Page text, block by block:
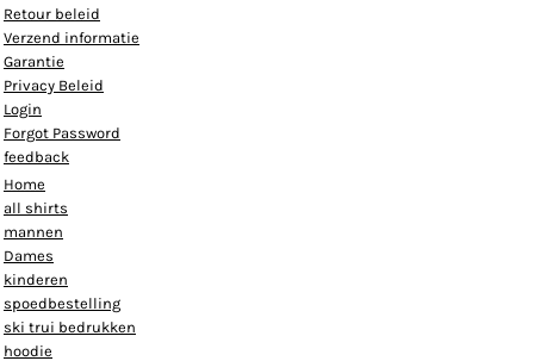
Retour beleid
Verzend informatie
Garantie
Privacy Beleid
Login
Forgot Password
feedback
Home
all shirts
mannen
Dames
kinderen
spoedbestelling
ski trui bedrukken
hoodie